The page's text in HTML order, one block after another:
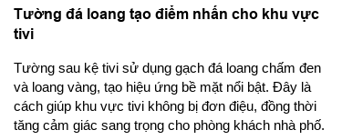
Tường đá loang tạo điểm nhấn cho khu vực
tivi
Tường sau kệ tivi sử dụng gạch đá loang chấm đen
và loang vàng, tạo hiệu ứng bề mặt nổi bật. Đây là
cách giúp khu vực tivi không bị đơn điệu, đồng thời
tăng cảm giác sang trọng cho phòng khách nhà phố.